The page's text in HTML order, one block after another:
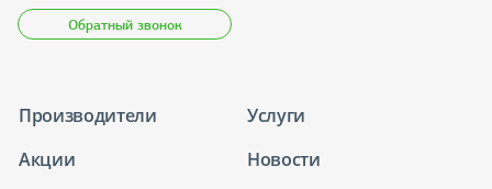
Обратный звонок
Производители
Услуги
Акции
Новости